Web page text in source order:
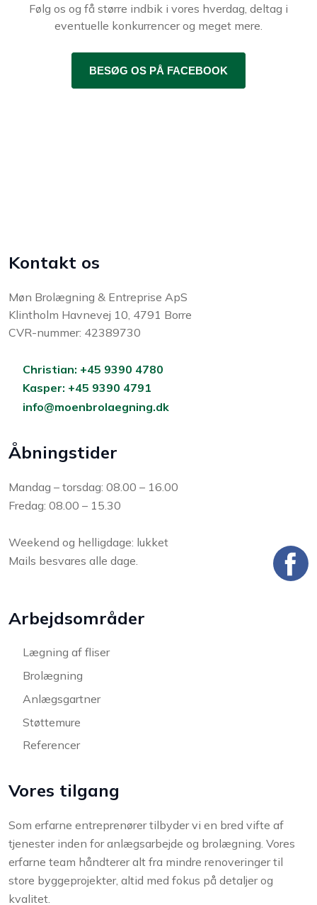
Følg os og få større indbik i vores hverdag, deltag i
eventuelle konkurrencer og meget mere.
BESØG OS PÅ FACEBOOK​
Kontakt os
Møn Brolægning & Entreprise ApS
Klintholm Havnevej 10, 4791 Borre
CVR-nummer: 42389730
Christian: +45 9390 4780
Kasper: +45 9390 4791
info@moenbrolaegning.dk
Åbningstider
Mandag – torsdag: 08.00 – 16.00
Fredag: 08.00 – 15.30
Weekend og helligdage: lukket
Mails besvares alle dage.
Arbejdsområder
Lægning af fliser
Brolægning
Anlægsgartner
Støttemure
Referencer
Vores tilgang
Som erfarne entreprenører tilbyder vi en bred vifte af
tjenester inden for anlægsarbejde og brolægning. Vores
erfarne team håndterer alt fra mindre renoveringer til
store byggeprojekter, altid med fokus på detaljer og
kvalitet.